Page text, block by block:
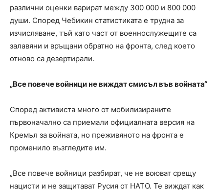
различни оценки варират между 300 000 и 800 000
души. Според Чебикин статистиката е трудна за
изчисляване, тъй като част от военнослужещите са
залавяни и връщани обратно на фронта, след което
отново са дезертирали.
„Все повече войници не виждат смисъл във войната“
Според активиста много от мобилизираните
първоначално са приемали официалната версия на
Кремъл за войната, но преживяното на фронта е
променило възгледите им.
„Все повече войници разбират, че не воюват срещу
нацисти и не защитават Русия от НАТО. Те виждат как